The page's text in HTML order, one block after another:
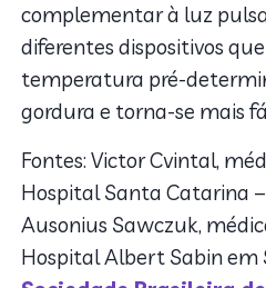
complementar à luz
diferentes dispositivos
temperatura pré-
gordura e torna-se mais
Fontes: Victor Cvintal,
Hospital Santa Catarina
Ausonius Sawczuk,
Hospital Albert Sabin em